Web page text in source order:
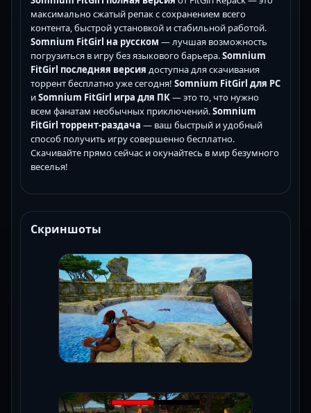
максимально сжатый репак с сохранением всего
контента, быстрой установкой и стабильной работой.
Somnium FitGirl на русском — лучшая возможность
погрузиться в игру без языкового барьера.Somnium
FitGirl последняя версия доступна для скачивания
торрент бесплатно уже сегодня! Somnium FitGirl для PC
иSomnium FitGirl игра для ПК— это то, что нужно
всем фанатам необычных приключений.Somnium
FitGirl торрент-раздача — ваш быстрый и удобный
способ получить игру совершенно бесплатно.
Скачивайте прямо сейчас и окунайтесь в мир безумного
веселья!
Скриншоты